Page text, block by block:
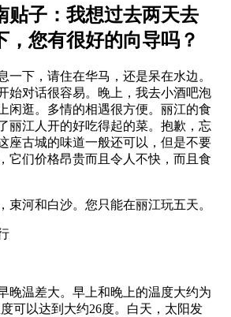
贴子：我想过去两天去
，您有很好的向导吗？
一下，请住在华马，还是呆在水边。
始对话很容易。晚上，我去小酒吧泡
闲逛。多情的相遇很方便。丽江的食
丽江人开的好吃得起的菜。抱歉，忘
座古城的味道一般还可以，但是不要
它们价格昂贵而且令人不快，而且食
束河和白沙。您只能在丽江玩五天。
晚温差大。早上和晚上的温度大约为
可以达到大约26度。白天，太阳发